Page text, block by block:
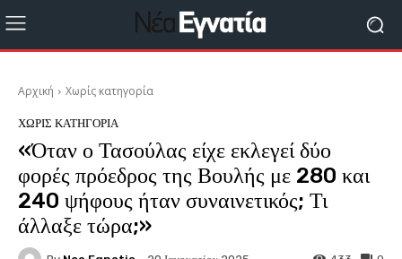
Αρχική Χωρίς κατηγορία
ΧΩΡΊΣ ΚΑΤΗΓΟΡΊΑ
«Όταν ο Τασούλας είχε εκλεγεί δύο
φορές πρόεδρος της Βουλής με 280 και
240 ψήφους ήταν συναινετικός; Τι
άλλαξε τώρα;»